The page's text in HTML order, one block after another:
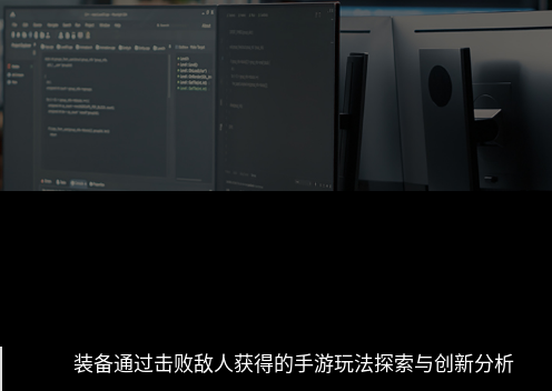
装备通过击败敌人获得的手游玩法探索与创新分析